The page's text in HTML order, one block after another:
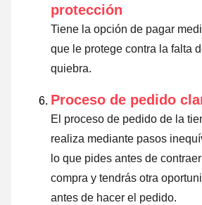
protección
Tiene la opción de pagar
que le protege contra la falta
quiebra.
Proceso de pedido
El proceso de pedido de la
realiza mediante pasos
lo que pides antes de
compra y tendrás otra
antes de hacer el pedido.